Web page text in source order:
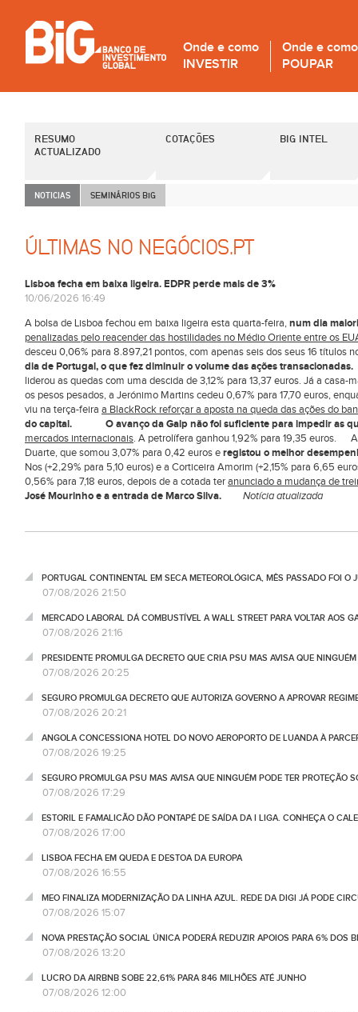
Onde e como
INVESTIR
Onde e como
POUPAR
RESUMO
ACTUALIZADO
COTAÇÕES BIG INTEL
NOTICIAS SEMINÁRIOS BiG
ÚLTIMAS NO NEGÓCIOS.PT
Lisboa fecha em baixa ligeira. EDPR perde mais de 3%
10/06/2026 16:49
A bolsa de Lisboa fechou em baixa ligeira esta quarta-feira,num dia
penalizadas pelo reacender das hostilidades no Médio Oriente entre os
desceu 0,06% para 8.897,21 pontos, com apenas seis dos seus 16 títulos
dia de Portugal, o que fez diminuir o volume das ações transacionadas.
liderou as quedas com uma descida de 3,12% para 13,37 euros. Já a
os pesos pesados, a Jerónimo Martins cedeu 0,67% para 17,70 euros,
viu na terça-feira a BlackRock reforçar a aposta na queda das ações do
do capital.
O avanço da Galp não foi suficiente para impedir as
mercados internacionais. A petrolífera ganhou 1,92% para 19,35 euros.
Duarte, que somou 3,07% para 0,42 euros eregistou o melhor
Nos (+2,29% para 5,10 euros) e a Corticeira Amorim (+2,15% para 6,65
0,56% para 7,18 euros, depois de a cotada teranunciado a mudança de
José Mourinho e a entrada de Marco Silva. Notícia atualizada
PORTUGAL CONTINENTAL EM SECA METEOROLÓGICA, MÊS PASSADO FOI O
07/08/2026 21:50
MERCADO LABORAL DÁ COMBUSTÍVEL A WALL STREET PARA VOLTAR AOS
07/08/2026 21:16
PRESIDENTE PROMULGA DECRETO QUE CRIA PSU MAS AVISA QUE
07/08/2026 20:25
SEGURO PROMULGA DECRETO QUE AUTORIZA GOVERNO A APROVAR
07/08/2026 20:21
ANGOLA CONCESSIONA HOTEL DO NOVO AEROPORTO DE LUANDA À
07/08/2026 19:25
SEGURO PROMULGA PSU MAS AVISA QUE NINGUÉM PODE TER PROTEÇÃO
07/08/2026 17:29
ESTORIL E FAMALICÃO DÃO PONTAPÉ DE SAÍDA DA I LIGA. CONHEÇA O
07/08/2026 17:00
LISBOA FECHA EM QUEDA E DESTOA DA EUROPA
07/08/2026 16:55
MEO FINALIZA MODERNIZAÇÃO DA LINHA AZUL. REDE DA DIGI JÁ PODE
07/08/2026 15:07
NOVA PRESTAÇÃO SOCIAL ÚNICA PODERÁ REDUZIR APOIOS PARA 6% DOS
07/08/2026 13:20
LUCRO DA AIRBNB SOBE 22,61% PARA 846 MILHÕES ATÉ JUNHO
07/08/2026 12:00